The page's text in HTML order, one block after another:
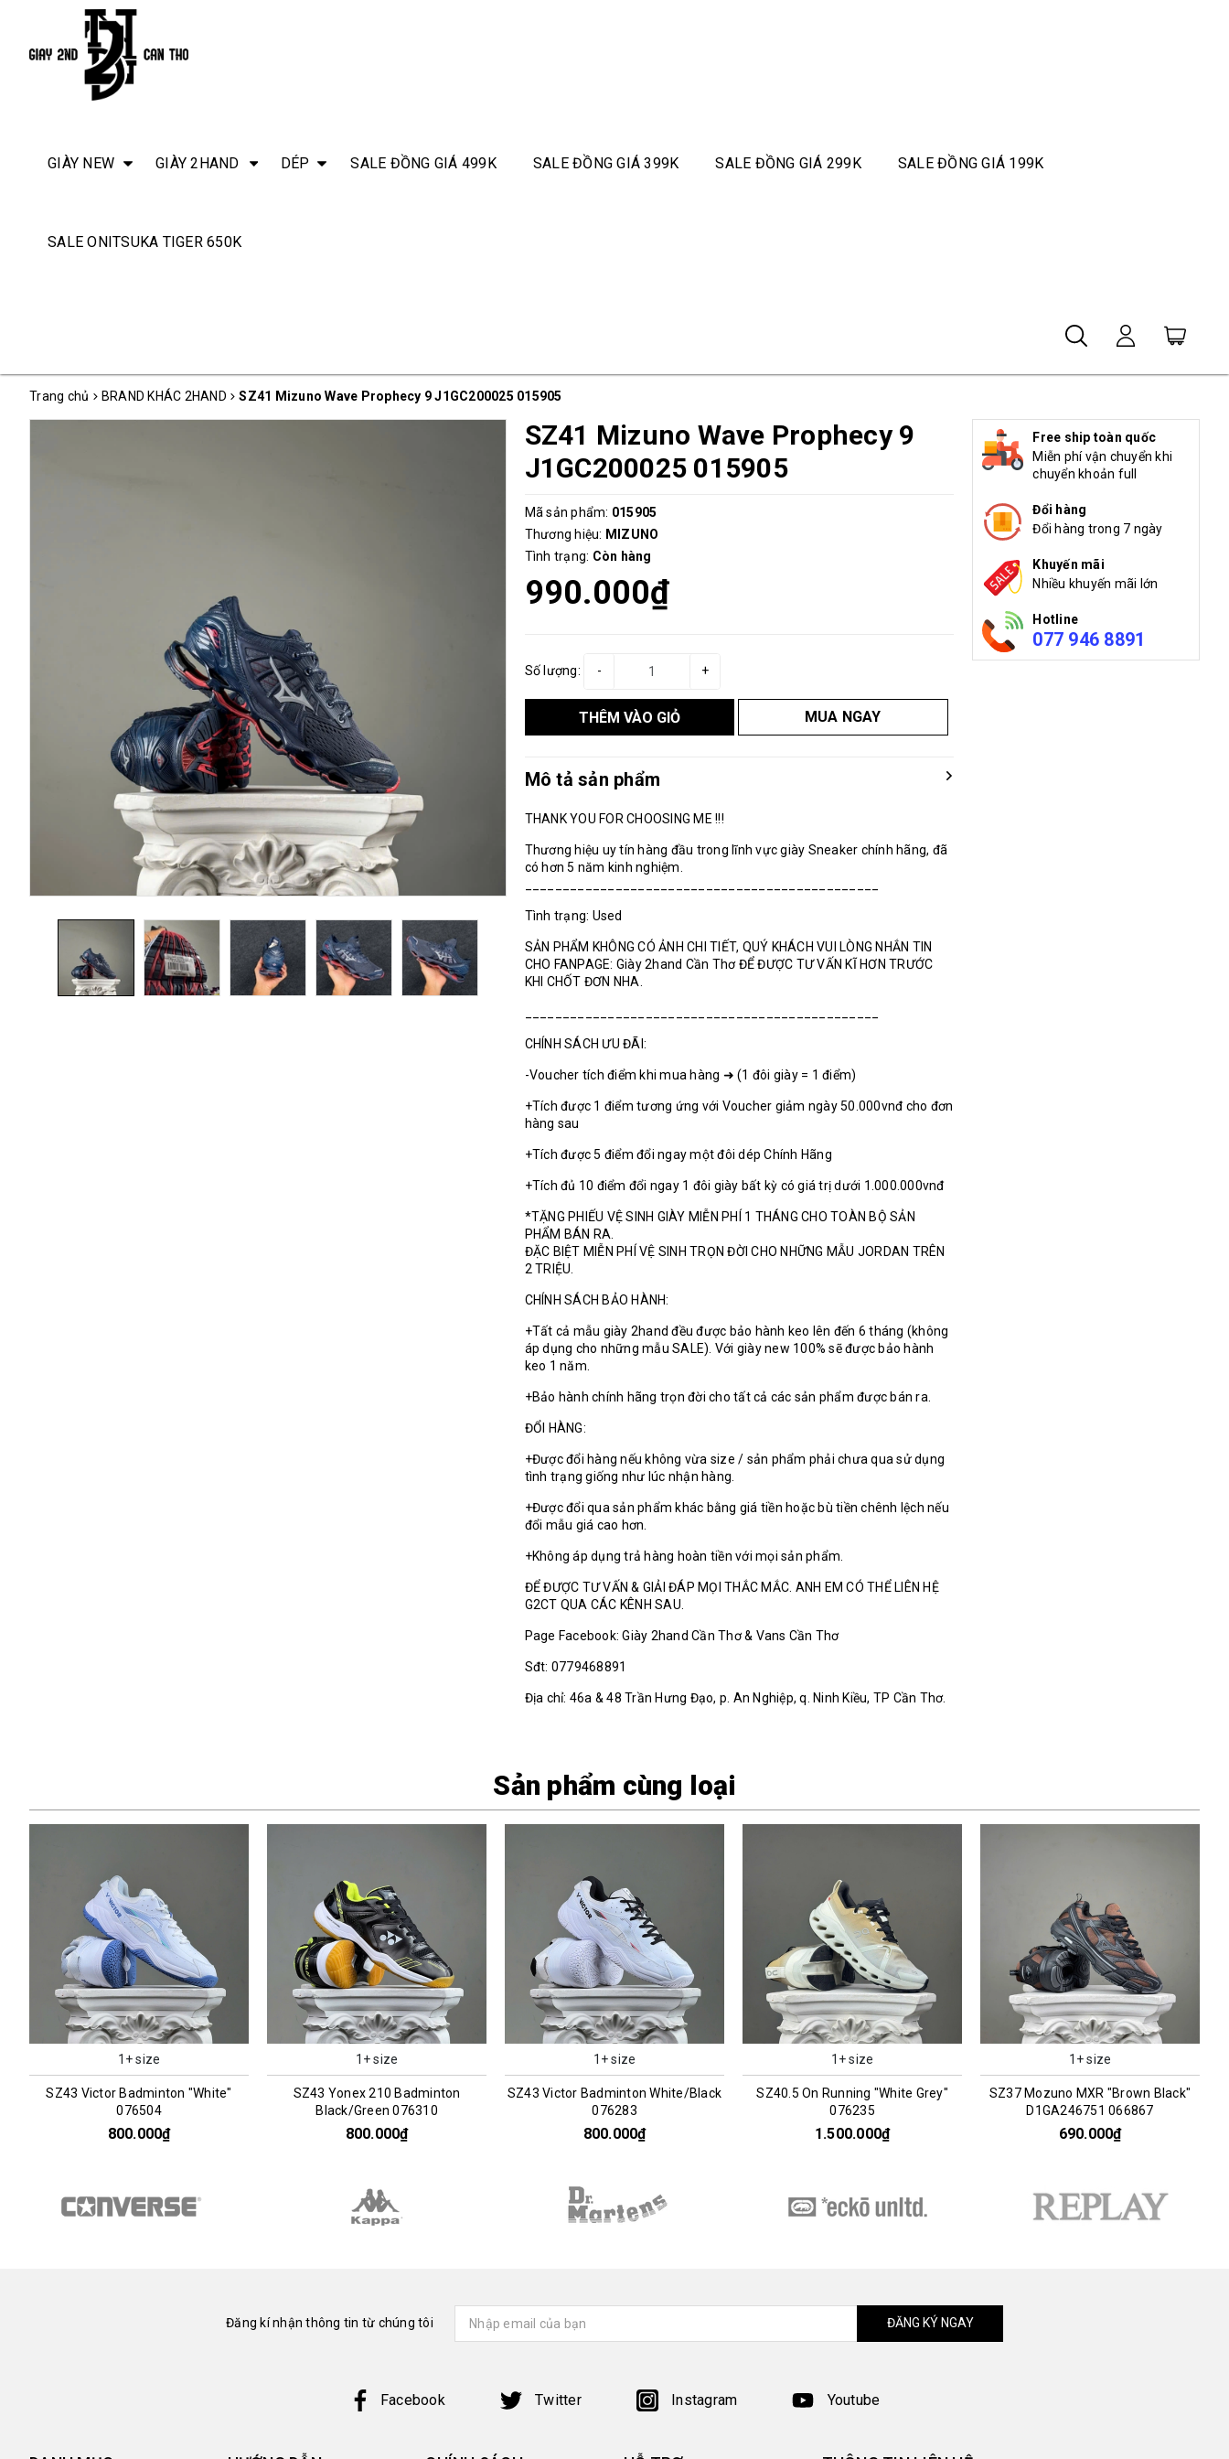
GIÀY NEW GIÀY 2HAND DÉP SALE ĐỒNG GIÁ 499K SALE ĐỒNG GIÁ 399K SALE ĐỒNG GIÁ 299K SALE ĐỒNG GIÁ 199K
SALE ONITSUKA TIGER 650K
Trang chủ BRAND KHÁC 2HAND SZ41 Mizuno Wave Prophecy 9 J1GC200025 015905
SZ41 Mizuno Wave Prophecy 9
J1GC200025 015905
Mã sản phẩm: 015905
Thương hiệu: MIZUNO
Tình trạng: Còn hàng
990.000₫
Số lượng: +
-
THÊM VÀO GIỎ MUA NGAY
Mô tả sản phẩm
THANK YOU FOR CHOOSING ME !!!
Thương hiệu uy tín hàng đầu trong lĩnh vực giày Sneaker chính hãng, đã
có hơn 5 năm kinh nghiệm.
Tình trạng: Used
SẢN PHẨM KHÔNG CÓ ẢNH CHI TIẾT, QUÝ KHÁCH VUI LÒNG NHẮN TIN
CHO FANPAGE: Giày 2hand Cần Thơ ĐỂ ĐƯỢC TƯ VẤN KĨ HƠN TRƯỚC
KHI CHỐT ĐƠN NHA.
CHÍNH SÁCH ƯU ĐÃI:
-Voucher tích điểm khi mua hàng ➜ (1 đôi giày = 1 điểm)
+Tích được 1 điểm tương ứng với Voucher giảm ngày 50.000vnđ cho đơn
hàng sau
+Tích được 5 điểm đổi ngay một đôi dép Chính Hãng
+Tích đủ 10 điểm đổi ngay 1 đôi giày bất kỳ có giá trị dưới 1.000.000vnđ
*TẶNG PHIẾU VỆ SINH GIÀY MIỄN PHÍ 1 THÁNG CHO TOÀN BỘ SẢN
PHẨM BÁN RA.
ĐẶC BIỆT MIỄN PHÍ VỆ SINH TRỌN ĐỜI CHO NHỮNG MẪU JORDAN TRÊN
2 TRIỆU.
CHÍNH SÁCH BẢO HÀNH:
+Tất cả mẫu giày 2hand đều được bảo hành keo lên đến 6 tháng (không
áp dụng cho những mẫu SALE). Với giày new 100% sẽ được bảo hành
keo 1 năm.
+Bảo hành chính hãng trọn đời cho tất cả các sản phẩm được bán ra.
ĐỔI HÀNG:
+Được đổi hàng nếu không vừa size / sản phẩm phải chưa qua sử dụng
tình trạng giống như lúc nhận hàng.
+Được đổi qua sản phẩm khác bằng giá tiền hoặc bù tiền chênh lệch nếu
đổi mẫu giá cao hơn.
+Không áp dụng trả hàng hoàn tiền với mọi sản phẩm.
ĐỂ ĐƯỢC TƯ VẤN & GIẢI ĐÁP MỌI THẮC MẮC. ANH EM CÓ THỂ LIÊN HỆ
G2CT QUA CÁC KÊNH SAU.
Page Facebook: Giày 2hand Cần Thơ & Vans Cần Thơ
Sđt: 0779468891
Địa chỉ: 46a & 48 Trần Hưng Đạo, p. An Nghiệp, q. Ninh Kiều, TP Cần Thơ.
Free ship toàn quốc
Miễn phí vận chuyển khi
chuyển khoản full
Đổi hàng
Đổi hàng trong 7 ngày
Khuyến mãi
Nhiều khuyến mãi lớn
Hotline
077 946 8891
Sản phẩm cùng loại
1+ size
SZ43 Victor Badminton "White"
076504
800.000₫
1+ size
SZ43 Yonex 210 Badminton
Black/Green 076310
800.000₫
1+ size
SZ43 Victor Badminton White/Black
076283
800.000₫
1+ size
SZ40.5 On Running "White Grey"
076235
1.500.000₫
1+ size
SZ37 Mozuno MXR "Brown Black"
D1GA246751 066867
690.000₫
Đăng kí nhận thông tin từ chúng tôi ĐĂNG KÝ NGAY
Facebook Twitter Instagram Youtube